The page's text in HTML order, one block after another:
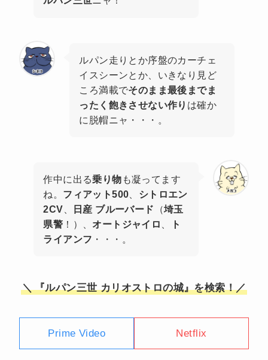
ルパン走りとか序盤のカーチェ
イスシーンとか、いきなり見ど
ころ満載でそのまま最後までま
ったく飽きさせない作り は確か
に脱帽ニャ・・・。
作中に出る乗り物 も凝ってます
ね。 フィアット500
シトロエン
2CV
日産 ブルーバード （埼玉
県警 ！）、 オートジャイロ
ト
ライアンフ ・・・。
＼ 『ルパン三世 カリオストロの城』を検索！／
Prime Video Netflix